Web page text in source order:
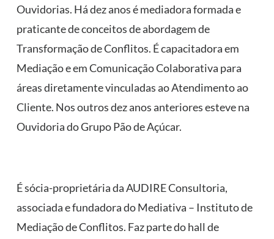
Ouvidorias. Há dez anos é mediadora formada e
praticante de conceitos de abordagem de
Transformação de Conflitos. É capacitadora em
Mediação e em Comunicação Colaborativa para
áreas diretamente vinculadas ao Atendimento ao
Cliente. Nos outros dez anos anteriores esteve na
Ouvidoria do Grupo Pão de Açúcar.
É sócia-proprietária da AUDIRE Consultoria,
associada e fundadora do Mediativa – Instituto de
Mediação de Conflitos. Faz parte do hall de